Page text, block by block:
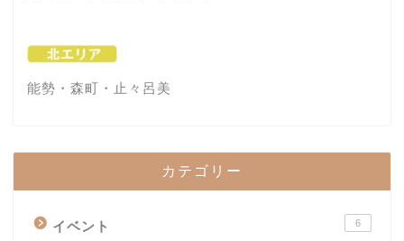
能勢・森町・止々呂美
カテゴリー
イベント 6